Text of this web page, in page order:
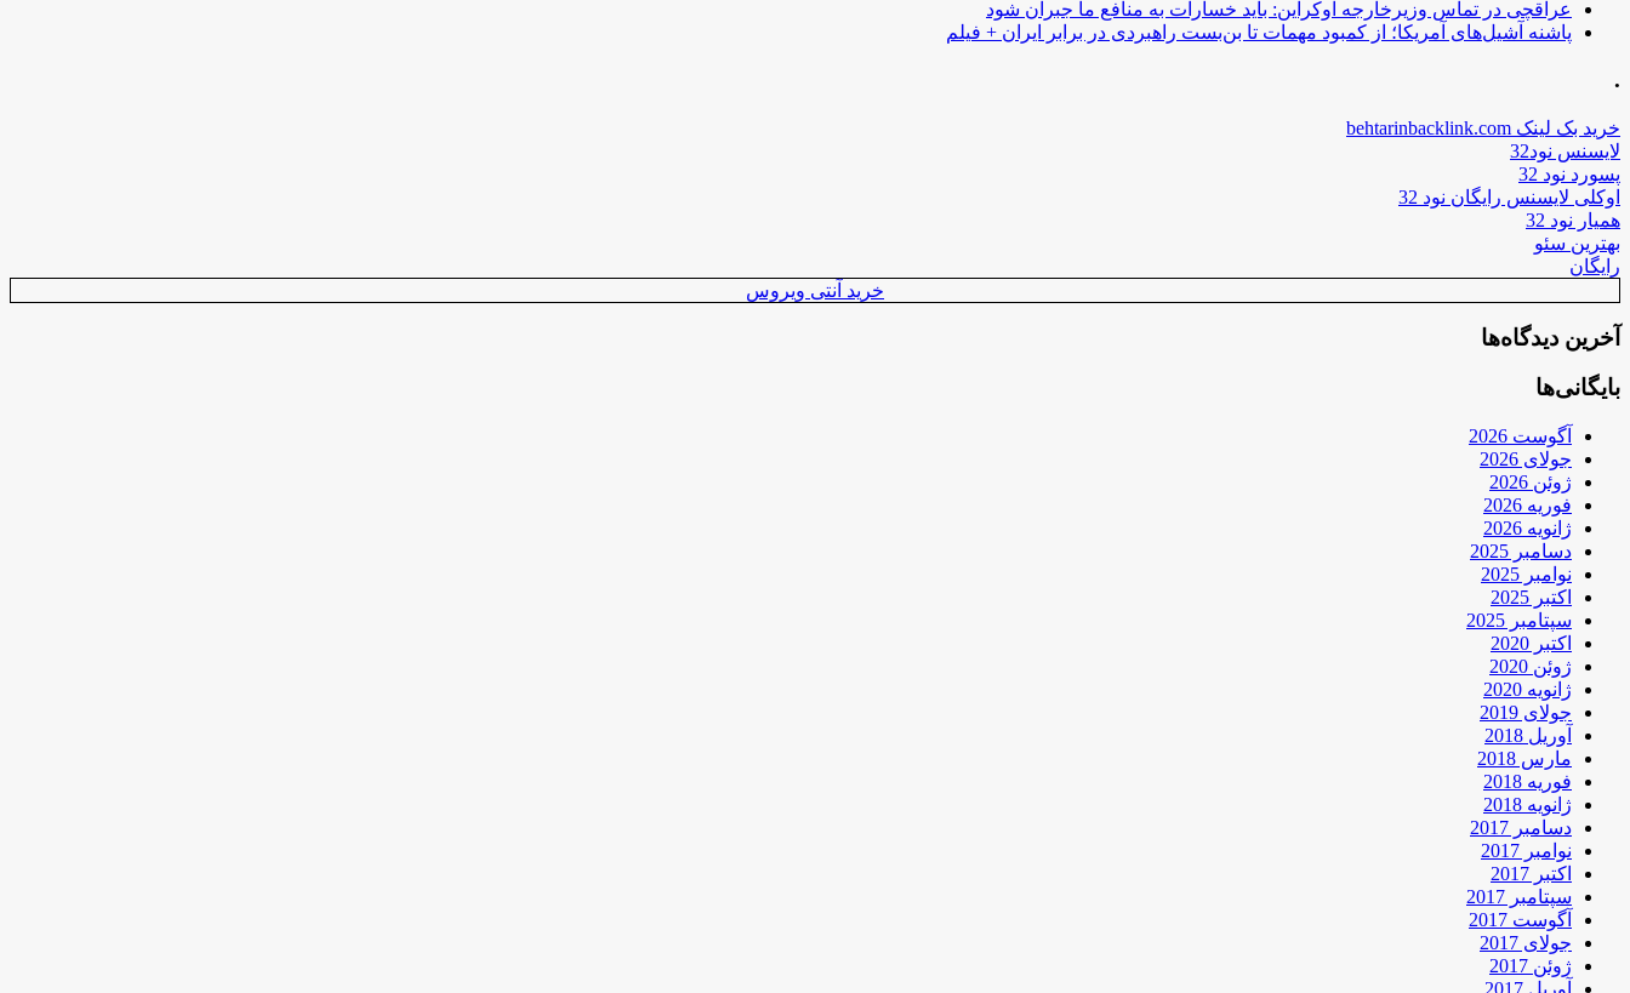
عراقچی در تماس وزیرخارجه اوکراین: باید خسارات به منافع ما جبران شود
پاشنه آشیل‌های آمریکا؛ از کمبود مهمات تا بن‌بست راهبردی در برابر ایران + فیلم
.
خرید بک لینک behtarinbacklink.com
لایسنس نود32
پسورد نود 32
اوکلی لایسنس رایگان نود 32
همیار نود 32
بهترین سئو
رایگان
خرید آنتی ویروس
آخرین دیدگاه‌ها
بایگانی‌ها
آگوست 2026
جولای 2026
ژوئن 2026
فوریه 2026
ژانویه 2026
دسامبر 2025
نوامبر 2025
اکتبر 2025
سپتامبر 2025
اکتبر 2020
ژوئن 2020
ژانویه 2020
جولای 2019
آوریل 2018
مارس 2018
فوریه 2018
ژانویه 2018
دسامبر 2017
نوامبر 2017
اکتبر 2017
سپتامبر 2017
آگوست 2017
جولای 2017
ژوئن 2017
آوریل 2017